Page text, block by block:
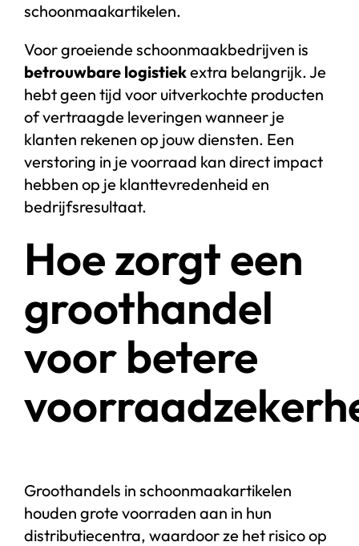
schoonmaakartikelen.
Voor groeiende schoonmaakbedrijven is
betrouwbare logistiekextra belangrijk. Je
hebt geen tijd voor uitverkochte producten
of vertraagde leveringen wanneer je
klanten rekenen op jouw diensten. Een
verstoring in je voorraad kan direct impact
hebben op je klanttevredenheid en
bedrijfsresultaat.
Hoe zorgt een
groothandel
voor betere
Groothandels in schoonmaakartikelen
houden grote voorraden aan in hun
distributiecentra, waardoor ze het risico op